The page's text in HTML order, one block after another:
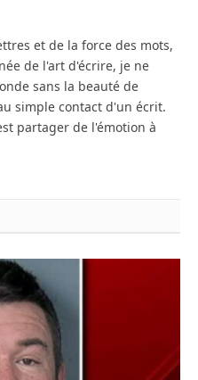
et de la force des mots,
de l'art d'écrire, je ne
sans la beauté de
simple contact d'un écrit.
partager de l'émotion à